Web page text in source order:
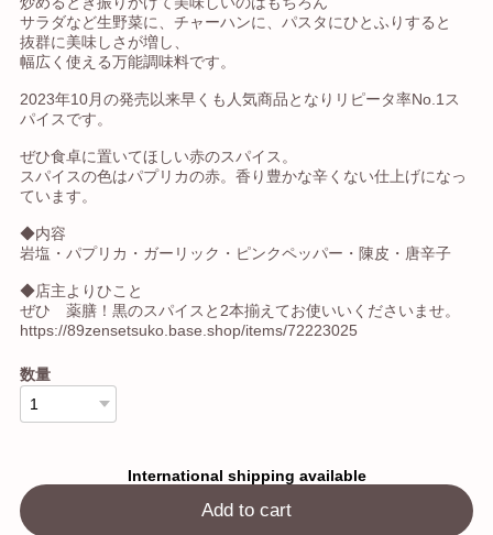
サラダなど生野菜に、チャーハンに、パスタにひとふりすると
抜群に美味しさが増し、
幅広く使える万能調味料です。
2023年10月の発売以来早くも人気商品となりリピータ率No.1ス
パイスです。
ぜひ食卓に置いてほしい赤のスパイス。
スパイスの色はパプリカの赤。香り豊かな辛くない仕上げになっ
ています。
◆内容
岩塩・パプリカ・ガーリック・ピンクペッパー・陳皮・唐辛子
◆店主よりひこと
ぜひ 薬膳！黒のスパイスと2本揃えてお使いいくださいませ。
https://89zensetsuko.base.shop/items/72223025
数量
International shipping available
Add to cart